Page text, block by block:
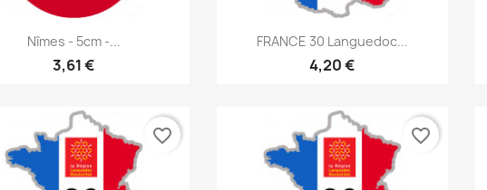
Aperçu rapide
Nîmes - 5cm -...
3,61 €
Aperçu rapide
FRANCE 30 Languedoc...
4,20 €
favorite_border favorite_border